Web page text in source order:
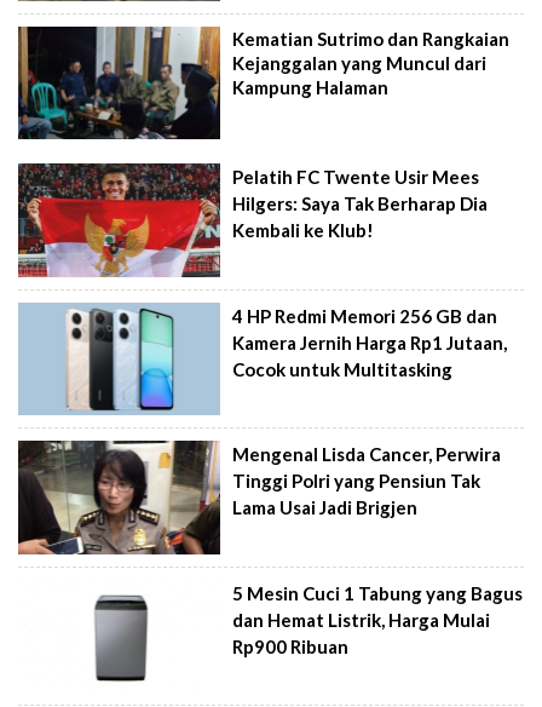
Kematian Sutrimo dan Rangkaian
Kejanggalan yang Muncul dari
Kampung Halaman
Pelatih FC Twente Usir Mees
Hilgers: Saya Tak Berharap Dia
Kembali ke Klub!
4 HP Redmi Memori 256 GB dan
Kamera Jernih Harga Rp1 Jutaan,
Cocok untuk Multitasking
Mengenal Lisda Cancer, Perwira
Tinggi Polri yang Pensiun Tak
Lama Usai Jadi Brigjen
5 Mesin Cuci 1 Tabung yang Bagus
dan Hemat Listrik, Harga Mulai
Rp900 Ribuan